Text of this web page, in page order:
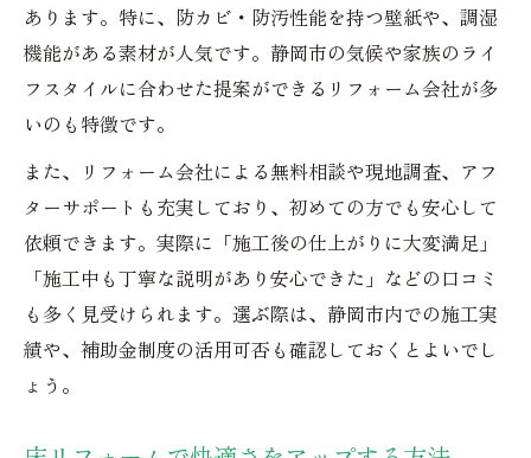
あります。特に、防カビ・防汚性能を持つ壁紙や、調湿
機能がある素材が人気です。静岡市の気候や家族のライ
フスタイルに合わせた提案ができるリフォーム会社が多
いのも特徴です。
また、リフォーム会社による無料相談や現地調査、アフ
ターサポートも充実しており、初めての方でも安心して
依頼できます。実際に「施工後の仕上がりに大変満足」
「施工中も丁寧な説明があり安心できた」などの口コミ
も多く見受けられます。選ぶ際は、静岡市内での施工実
績や、補助金制度の活用可否も確認しておくとよいでし
ょう。